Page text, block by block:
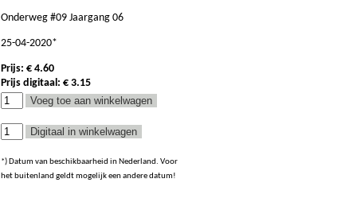
Onderweg #09 Jaargang 06
25-04-2020*
Prijs: € 4.60
Prijs digitaal: € 3.15
*) Datum van beschikbaarheid in Nederland. Voor
het buitenland geldt mogelijk een andere datum!